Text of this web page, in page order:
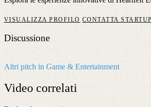
VISUALIZZA PROFILO CONTATTA STARTUP
Discussione
Altri pitch in Game & Entertainment
Video correlati